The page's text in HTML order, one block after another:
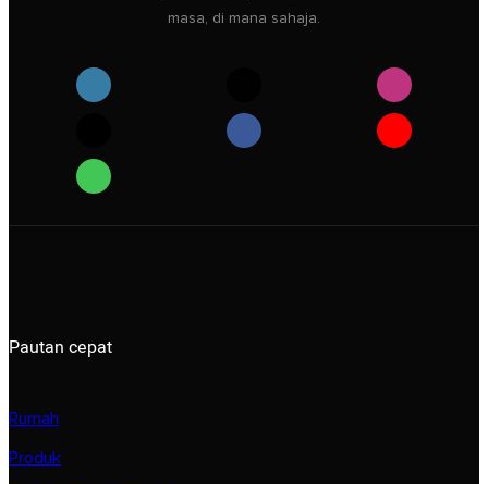
masa, di mana sahaja.
Pautan cepat
Rumah
Produk